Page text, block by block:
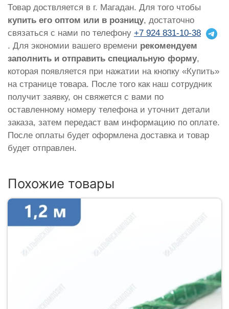
Товар доствляется в г. Магадан. Для того чтобы
купить его оптом или в розницу, достаточно
связаться с нами по телефону +7 924 831-10-38
. Для экономии вашего времени рекомендуем
заполнить и отправить специальную форму,
которая появляется при нажатии на кнопку «Купить»
на странице товара. После того как наш сотрудник
получит заявку, он свяжется с вами по
оставленному номеру телефона и уточнит детали
заказа, затем передаст вам информацию по оплате.
После оплаты будет оформлена доставка и товар
будет отправлен.
Похожие товары